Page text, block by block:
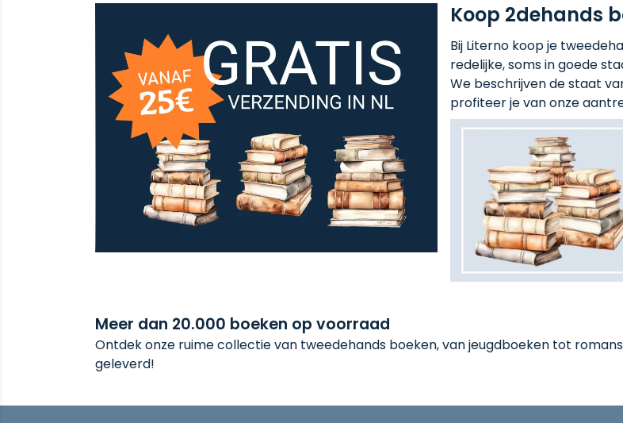
Koop 2dehands
Bij Literno koop je
redelijke, soms in goede
We beschrijven de staat
profiteer je van onze
Meer dan 20.000 boeken op voorraad
Ontdek onze ruime collectie van tweedehands boeken, van jeugdboeken tot
geleverd!